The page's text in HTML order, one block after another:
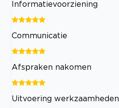
Informatievoorziening
Communicatie
Afspraken nakomen
Uitvoering werkzaamheden